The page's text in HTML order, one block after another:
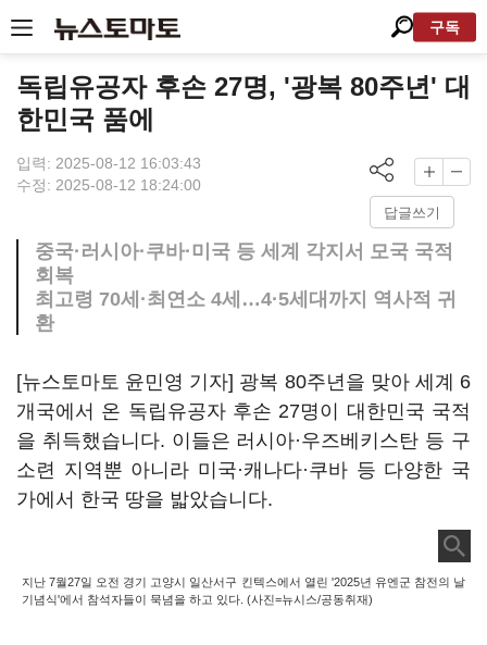
구독
독립유공자 후손 27명, '광복 80주년' 대
한민국 품에
입력: 2025-08-12 16:03:43
수정: 2025-08-12 18:24:00
답글쓰기
중국·러시아·쿠바·미국 등 세계 각지서 모국 국적
회복
최고령 70세·최연소 4세…4·5세대까지 역사적 귀
환
[뉴스토마토 윤민영 기자] 광복 80주년을 맞아 세계 6
개국에서 온 독립유공자 후손 27명이 대한민국 국적
을 취득했습니다. 이들은 러시아·우즈베키스탄 등 구
소련 지역뿐 아니라 미국·캐나다·쿠바 등 다양한 국
가에서 한국 땅을 밟았습니다.
지난 7월27일 오전 경기 고양시 일산서구 킨텍스에서 열린 '2025년 유엔군 참전의 날
기념식'에서 참석자들이 묵념을 하고 있다. (사진=뉴시스/공동취재)